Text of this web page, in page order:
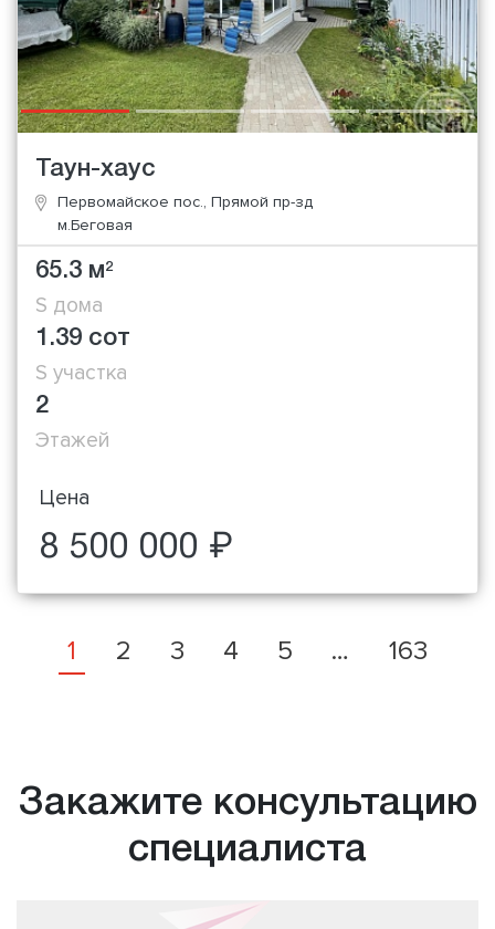
Таун-хаус
Первомайское пос., Прямой пр-зд
м.Беговая
65.3 м2
S дома
1.39 сот
S участка
2
Этажей
Цена
8 500 000 ₽
1 2 3 4 5 … 163
Закажите консультацию
специалиста